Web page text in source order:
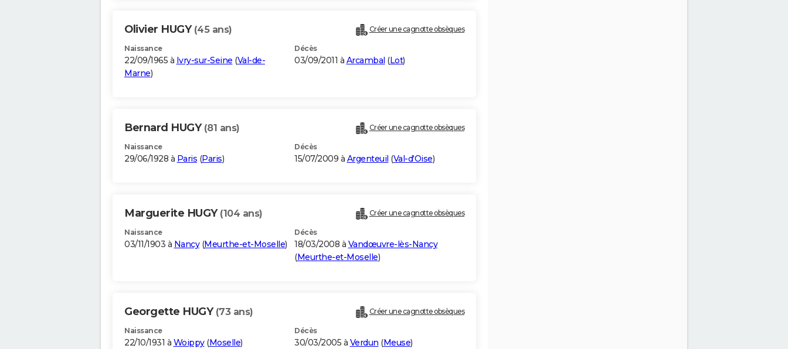
Olivier HUGY (45 ans) Créer une cagnotte obsèques
Naissance
22/09/1965 à Ivry-sur-Seine (Val-de-
Marne)
Décès
03/09/2011 à Arcambal (Lot)
Bernard HUGY (81 ans) Créer une cagnotte obsèques
Naissance
29/06/1928 à Paris (Paris)
Décès
15/07/2009 à Argenteuil (Val-d'Oise)
Marguerite HUGY (104 ans) Créer une cagnotte obsèques
Naissance
03/11/1903 à Nancy(Meurthe-et-Moselle)
Décès
18/03/2008 à Vandœuvre-lès-Nancy
(Meurthe-et-Moselle)
Georgette HUGY (73 ans) Créer une cagnotte obsèques
Naissance
22/10/1931 à Woippy(Moselle)
Décès
30/03/2005 à Verdun (Meuse)